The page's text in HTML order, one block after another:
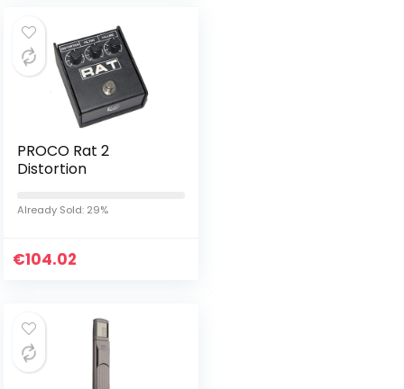
PROCO Rat 2
Distortion
Already Sold: 29%
€104.02